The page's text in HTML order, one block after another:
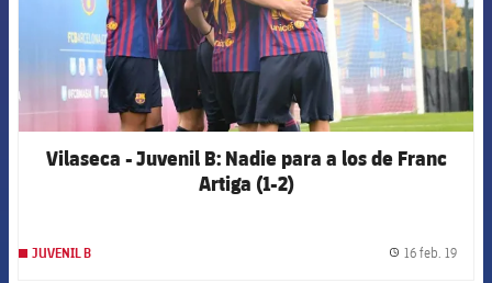
Vilaseca - Juvenil B: Nadie para a los de Franc
Artiga (1-2)
JUVENIL B 16 feb. 19